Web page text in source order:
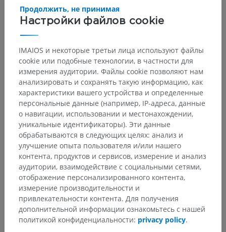
проявления, как артериальная гипертензия, сердцебиение
и головные боли.
Есть ли проблема с этим переводом? СООБЩИТЬ
Анатомическая иерархия
Анатомия человека 2
Человеческое тело > Systemata integrantia >
Эндокринные железы>
Симпатические параганглии
Основные структуры:
Сонный гломус
Яремный клубочек
Настройки файлов cookie
Продолжить, не принимая
IMAIOS и некоторые третьи лица используют файлы
cookie или подобные технологии, в частности для
измерения аудитории. Файлы cookie позволяют нам
анализировать и сохранять такую информацию, как
характеристики вашего устройства и определенные
персональные данные (например, IP-адреса, данные
о навигации, использовании и местонахождении,
уникальные идентификаторы). Эти данные
обрабатываются в следующих целях: анализ и
улучшение опыта пользователя и/или нашего
контента, продуктов и сервисов, измерение и анализ
аудитории, взаимодействие с социальными сетями,
отображение персонализированного контента,
измерение производительности и
привлекательности контента. Для получения
дополнительной информации ознакомьтесь с нашей
политикой конфиденциальности: privacy policy.